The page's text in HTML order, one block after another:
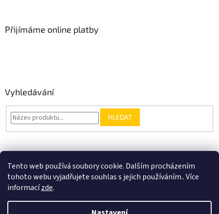
Tento web používá soubory cookie. Dalším procházením
tohoto webu vyjadřujete souhlas s jejich používáním.. Více
informacízde.
Přijímáme online platby
Vyhledávání
HLEDAT
0KS /0 KČ